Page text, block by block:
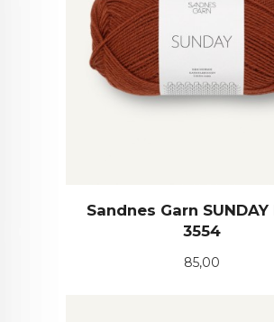
Sandnes Garn SUNDAY
3554
Pris
85,00